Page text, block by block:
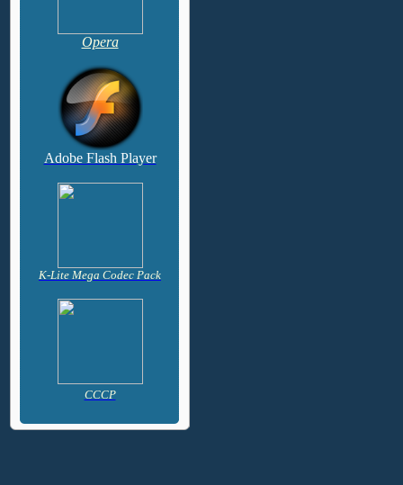
Opera
Adobe Flash Player
K-Lite Mega Codec Pack
CCCP